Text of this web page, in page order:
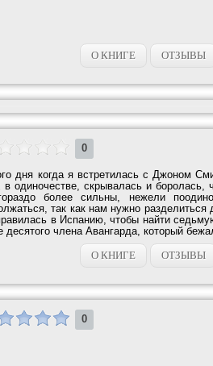
О КНИГЕ ОТЗЫВЫ
0
дня когда я встретилась с Джоном
в одиночестве, скрывалась и
более сильны, нежели
так как нам нужно разделиться
в Испанию, чтобы найти
десятого члена Авангарда, который
О КНИГЕ
ОТЗЫВЫ
0